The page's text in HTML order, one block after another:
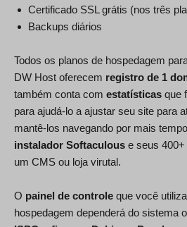
Certificado SSL grátis (nos três
Backups diários
Todos os planos de hospedagem
DW Host oferecem registro de 1
também conta com estatísticas que
para ajudá-lo a ajustar seu site para
mantê-los navegando por mais
instalador Softaculous e seus
um CMS ou loja virutal.
O painel de controle que você
hospedagem dependerá do sistema